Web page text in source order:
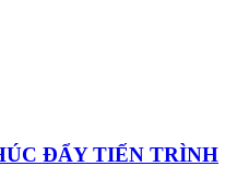
ĐẨY TIẾN TRÌNH